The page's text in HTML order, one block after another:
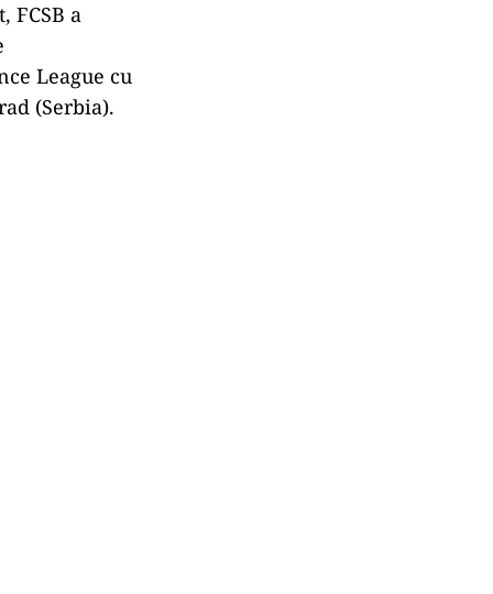
FCSB a
League cu
(Serbia).